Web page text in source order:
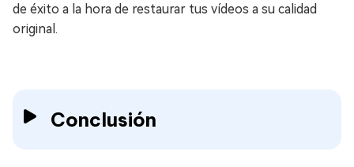
de éxito a la hora de restaurar tus vídeos a su calidad
original.
Conclusión